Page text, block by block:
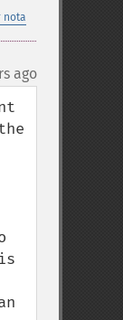
nota
ago